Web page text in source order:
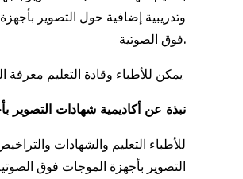
وتدريبية إضافية حول التصوير
فوق الصوتية.
نبذة عن أكاديمية شهادات التصوير
التصوير بأجهزة الموجات فوق